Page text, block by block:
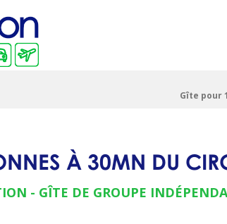
Gîte pour
À 30MN DU
GÎTE DE GROUPE